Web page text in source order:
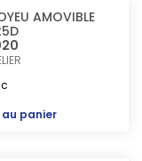
AMOVIBLE
panier